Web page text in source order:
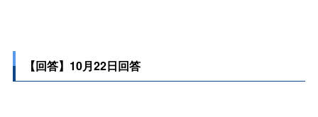
【回答】10月22日回答